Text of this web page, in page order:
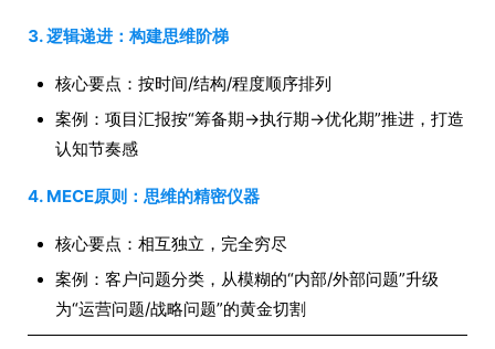
3. 逻辑递进：构建思维阶梯
核心要点：按时间/结构/程度顺序排列
案例：项目汇报按“筹备期→执行期→优化期”推进，打造
认知节奏感
4. MECE原则：思维的精密仪器
核心要点：相互独立，完全穷尽
案例：客户问题分类，从模糊的“内部/外部问题”升级
为“运营问题/战略问题”的黄金切割